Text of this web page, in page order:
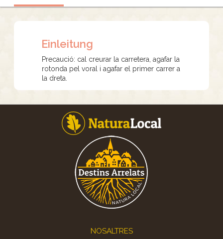
Einleitung
Precaució: cal creurar la carretera, agafar la
rotonda pel voral i agafar el primer carrer a
la dreta.
NOSALTRES